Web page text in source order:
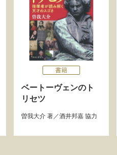
書籍
ベートーヴェンのト
リセツ
曽我大介 著／酒井邦嘉 協力